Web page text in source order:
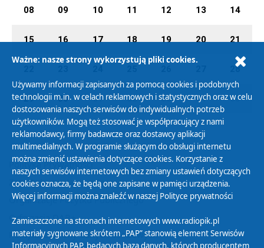
08 09 10 11 12 13 14
15 16 17 18 19 20 21
28
29 30 01 02 03 04 05
Polityka Prywatności
Zasady korzystania z Serwisu
Organizacje Pożytku Publicznego
Cyfryzacja DAB+
Polityka ochrony danych osobowych
Ważne: nasze strony wykorzystują pliki cookies.
Używamy informacji zapisanych za pomocą cookies i podobnych
technologii m.in. w celach reklamowych i statystycznych oraz w celu
dostosowania naszych serwisów do indywidualnych potrzeb
użytkowników. Mogą też stosować je współpracujący z nami
reklamodawcy, firmy badawcze oraz dostawcy aplikacji
multimedialnych. W programie służącym do obsługi internetu
można zmienić ustawienia dotyczące cookies. Korzystanie z
naszych serwisów internetowych bez zmiany ustawień dotyczących
cookies oznacza, że będą one zapisane w pamięci urządzenia.
Więcej informacji można znaleźć w naszej Polityce prywatności
Zamieszczone na stronach internetowych www.radiopik.pl
materiały sygnowane skrótem „PAP” stanowią element Serwisów
Informacyjnych PAP, będących bazą danych, których producentem